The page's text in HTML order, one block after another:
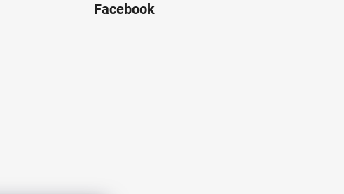
Facebook